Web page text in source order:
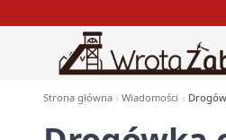
Strona główna Wiadomości